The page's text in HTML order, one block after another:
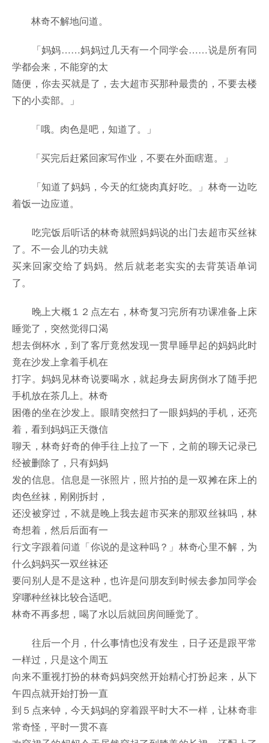
林奇不解地问道。
「妈妈……妈妈过几天有一个同学会……说是所有同
学都会来，不能穿的太
随便，你去买就是了，去大超市买那种最贵的，不要去楼
下的小卖部。」
「哦。肉色是吧，知道了。」
「买完后赶紧回家写作业，不要在外面瞎逛。」
「知道了妈妈，今天的红烧肉真好吃。」林奇一边吃
着饭一边应道。
吃完饭后听话的林奇就照妈妈说的出门去超市买丝袜
了。不一会儿的功夫就
买来回家交给了妈妈。然后就老老实实的去背英语单词
了。
晚上大概１２点左右，林奇复习完所有功课准备上床
睡觉了，突然觉得口渴
想去倒杯水，到了客厅竟然发现一贯早睡早起的妈妈此时
竟在沙发上拿着手机在
打字。妈妈见林奇说要喝水，就起身去厨房倒水了随手把
手机放在茶几上。林奇
困倦的坐在沙发上。眼睛突然扫了一眼妈妈的手机，还亮
着，看到妈妈正天微信
聊天，林奇好奇的伸手往上拉了一下，之前的聊天记录已
经被删除了，只有妈妈
发的信息。信息是一张照片，照片拍的是一双摊在床上的
肉色丝袜，刚刚拆封，
还没被穿过，不就是晚上我去超市买来的那双丝袜吗，林
奇想着，然后后面有一
行文字跟着问道「你说的是这种吗？」林奇心里不解，为
什么妈妈买一双丝袜还
要问别人是不是这种，也许是问朋友到时候去参加同学会
穿哪种丝袜比较合适吧。
林奇不再多想，喝了水以后就回房间睡觉了。
往后一个月，什么事情也没有发生，日子还是跟平常
一样过，只是这个周五
向来不重视打扮的林奇妈妈突然开始精心打扮起来，从下
午四点就开始打扮一直
到５点来钟，今天妈妈的穿着跟平时大不一样，让林奇非
常奇怪，平时一贯不喜